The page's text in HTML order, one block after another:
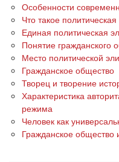
Особенности
Что такое
Единая политическая
Понятие гражданского
Место политической
Гражданское общество
Творец и творение
Характеристика
режима
Человек как
Гражданское общество